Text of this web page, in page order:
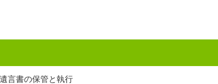
遺言書の保管と執行